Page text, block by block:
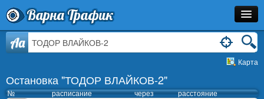
Варна Трафик
Остановка
Расписание
Aa
Карта
Остановка "ТОДОР ВЛАЙКОВ-2"
№ расписание через расстояние